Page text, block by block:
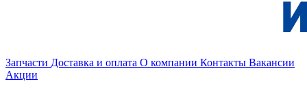
Запчасти Доставка и оплата О компании Контакты Вакансии
Акции